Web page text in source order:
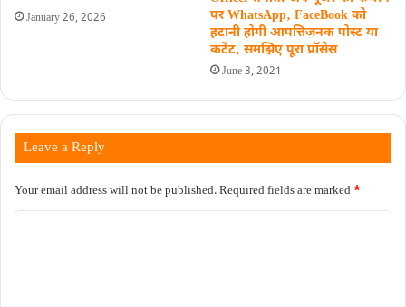
January 26, 2026
पर WhatsApp‚ FaceBook को
हटानी होगी आपत्तिजनक पोस्ट या
कंटेंट‚ समझिए पूरा प्रॉसेस
June 3, 2021
Leave a Reply
Your email address will not be published.Required fields are marked *